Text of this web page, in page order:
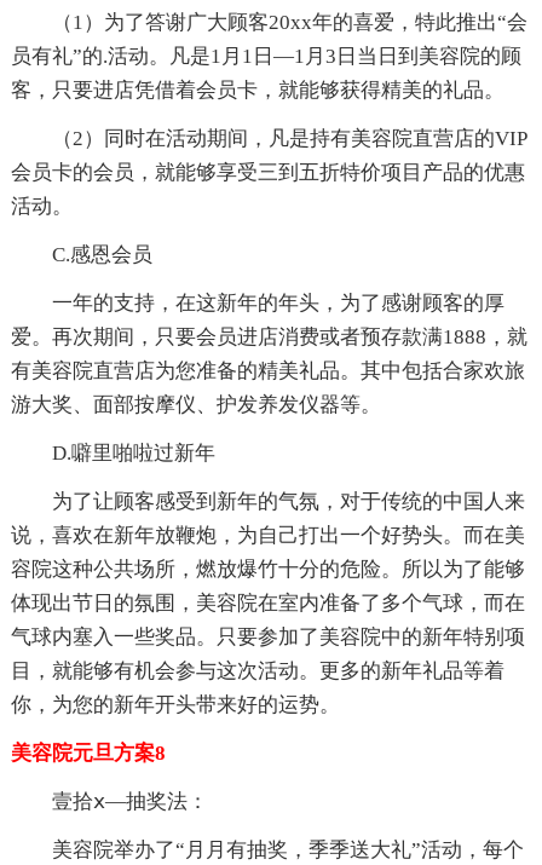
（1）为了答谢广大顾客20xx年的喜爱，特此推出“会
员有礼”的.活动。凡是1月1日—1月3日当日到美容院的顾
客，只要进店凭借着会员卡，就能够获得精美的礼品。
（2）同时在活动期间，凡是持有美容院直营店的VIP
会员卡的会员，就能够享受三到五折特价项目产品的优惠
活动。
C.感恩会员
一年的支持，在这新年的年头，为了感谢顾客的厚
爱。再次期间，只要会员进店消费或者预存款满1888，就
有美容院直营店为您准备的精美礼品。其中包括合家欢旅
游大奖、面部按摩仪、护发养发仪器等。
D.噼里啪啦过新年
为了让顾客感受到新年的气氛，对于传统的中国人来
说，喜欢在新年放鞭炮，为自己打出一个好势头。而在美
容院这种公共场所，燃放爆竹十分的危险。所以为了能够
体现出节日的氛围，美容院在室内准备了多个气球，而在
气球内塞入一些奖品。只要参加了美容院中的新年特别项
目，就能够有机会参与这次活动。更多的新年礼品等着
你，为您的新年开头带来好的运势。
美容院元旦方案8
壹拾ⅹ—抽奖法：
美容院举办了“月月有抽奖，季季送大礼”活动，每个